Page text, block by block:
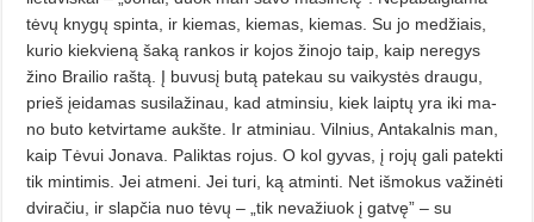
tėvų knygų spinta, ir kiemas, kiemas, kiemas. Su jo medžiais,
kurio kiek­vieną šaką rankos ir kojos žinojo taip, kaip neregys
žino Brailio raštą. Į buvusį butą patekau su vaikystės draugu,
prieš įeidamas susilažinau, kad atminsiu, kiek laiptų yra iki ma­
no buto ketvirtame aukšte. Ir atminiau. Vilnius, Antakalnis man,
kaip Tėvui Jonava. Paliktas rojus. O kol gyvas, į rojų gali patekti
tik minti­mis. Jei atmeni. Jei turi, ką atminti. Net išmokus važinėti
dviračiu, ir slapčia nuo tėvų – „tik nevažiuok į gatvę” – su